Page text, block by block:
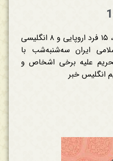
 جام جم  تحریم ۱۳ نهاد، ۱۵ فرد اروپایی و ۸ انگلیسی
ایران سه‌شنبه‌شب با
تحریم علیه برخی اشخاص و
انگلیس خبر